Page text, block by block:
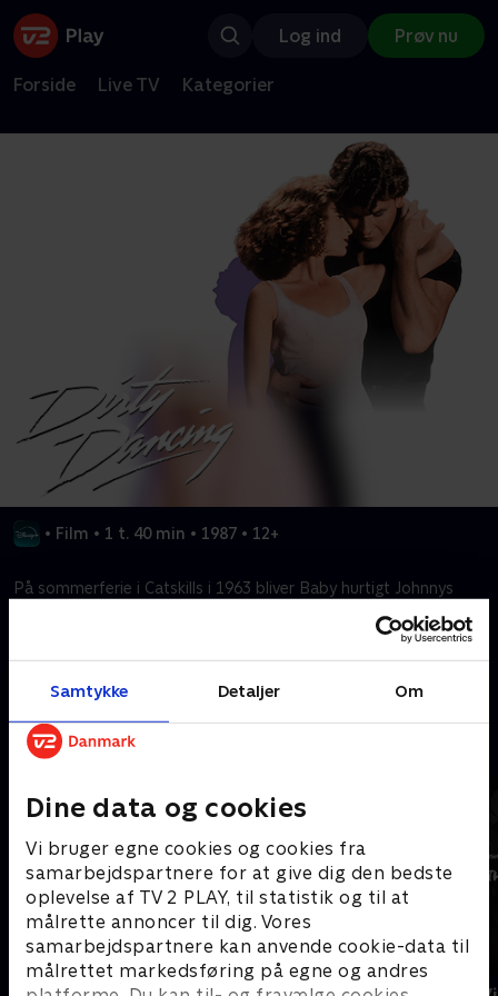
Samtykke Detaljer Om
Dine data og cookies
Vi bruger egne cookies og cookies fra
samarbejdspartnere for at give dig den bedste
oplevelse af TV 2 PLAY, til statistik og til at
målrette annoncer til dig. Vores
samarbejdspartnere kan anvende cookie-data til
målrettet markedsføring på egne og andres
Log ind Prøv nu
Forside Live TV Kategorier
• Film • 1 t. 40 min • 1987 • 12+
På sommerferie i Catskills i 1963 bliver Baby hurtigt Johnnys
Mere indhold fra Disney+